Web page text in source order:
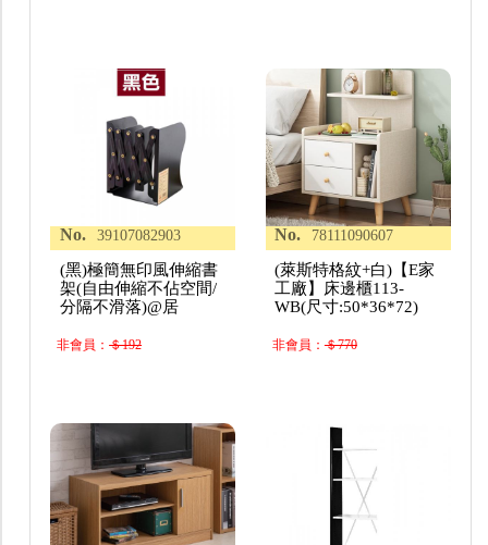
No. 39107082903
(黑)極簡無印風伸縮書
架(自由伸縮不佔空間/
分隔不滑落)@居
非會員：＄192
No. 78111090607
(萊斯特格紋+白)【E家
工廠】床邊櫃113-
WB(尺寸:50*36*72)
非會員：＄770